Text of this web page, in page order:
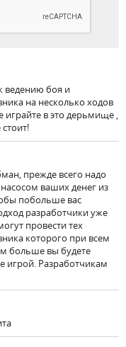
ведению боя и
на несколько ходов
играйте в это дерьмище ,
прежде всего надо
ваших денег из
побольше вас
разработчики уже
провести тех
которого при всем
больше вы будете
игрой. Разработчикам